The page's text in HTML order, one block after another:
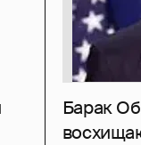
Барак